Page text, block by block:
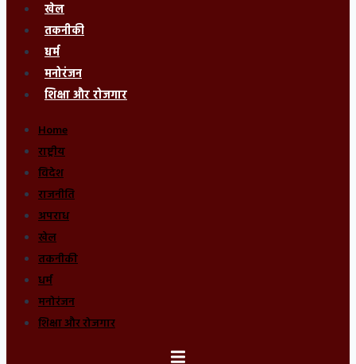
खेल
तकनीकी
धर्म
मनोरंजन
शिक्षा और रोजगार
Home
राष्ट्रीय
विदेश
राजनीति
अपराध
खेल
तकनीकी
धर्म
मनोरंजन
शिक्षा और रोजगार